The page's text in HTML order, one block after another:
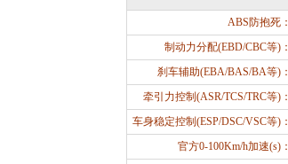
ABS防抱死：
制动力分配(EBD/CBC等)：
刹车辅助(EBA/BAS/BA等)：
牵引力控制(ASR/TCS/TRC等)：
车身稳定控制(ESP/DSC/VSC等)：
官方0-100Km/h加速(s)：